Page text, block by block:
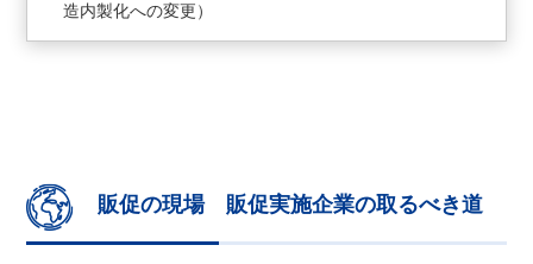
造内製化への変更）
販促の現場 販促実施企業の取るべき道